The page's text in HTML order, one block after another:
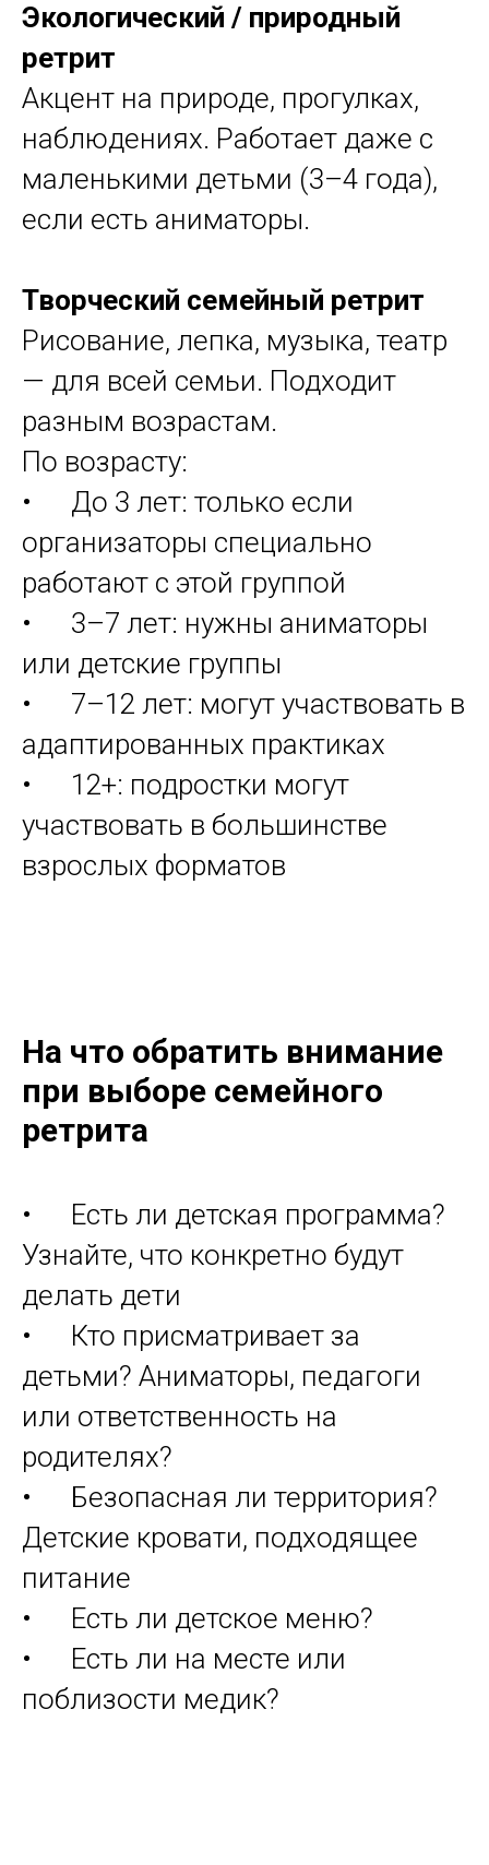
Экологический / природный
ретрит
Акцент на природе, прогулках,
наблюдениях. Работает даже с
маленькими детьми (3–4 года),
если есть аниматоры.
Творческий семейный ретрит
Рисование, лепка, музыка, театр
— для всей семьи. Подходит
разным возрастам.
По возрасту:
• До 3 лет: только если
организаторы специально
работают с этой группой
• 3–7 лет: нужны аниматоры
или детские группы
• 7–12 лет: могут участвовать в
адаптированных практиках
• 12+: подростки могут
участвовать в большинстве
взрослых форматов
На что обратить внимание
при выборе семейного
ретрита
• Есть ли детская программа?
Узнайте, что конкретно будут
делать дети
• Кто присматривает за
детьми? Аниматоры, педагоги
или ответственность на
родителях?
• Безопасная ли территория?
Детские кровати, подходящее
питание
• Есть ли детское меню?
• Есть ли на месте или
поблизости медик?